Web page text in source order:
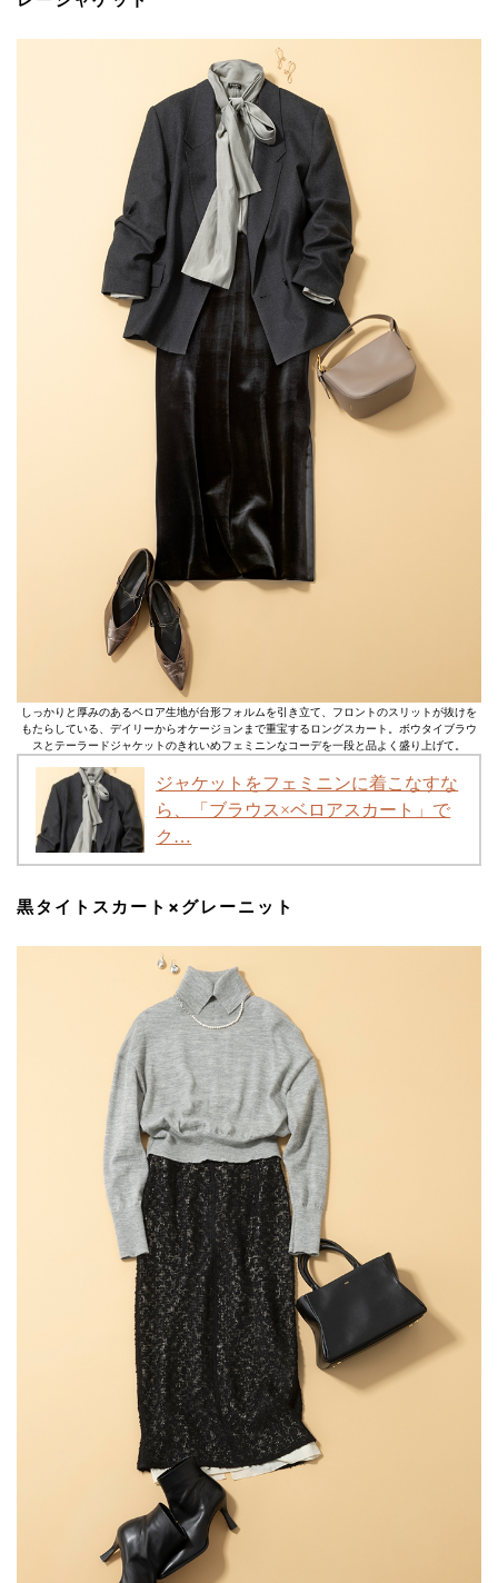
しっかりと厚みのあるベロア生地が台形フォルムを引き立て、フロントのスリットが抜けを
もたらしている、デイリーからオケージョンまで重宝するロングスカート。ボウタイブラウ
スとテーラードジャケットのきれいめフェミニンなコーデを一段と品よく盛り上げて。
ジャケットをフェミニンに着こなすな
ら、「ブラウス×ベロアスカート」で
ク…
黒タイトスカート×グレーニット